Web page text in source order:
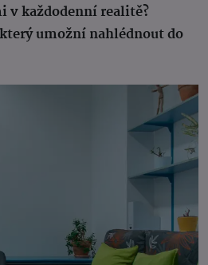
v každodenní realitě?
umožní nahlédnout do